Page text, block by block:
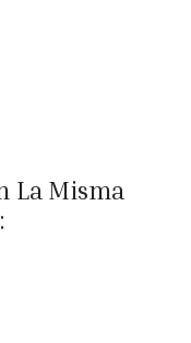
La Misma